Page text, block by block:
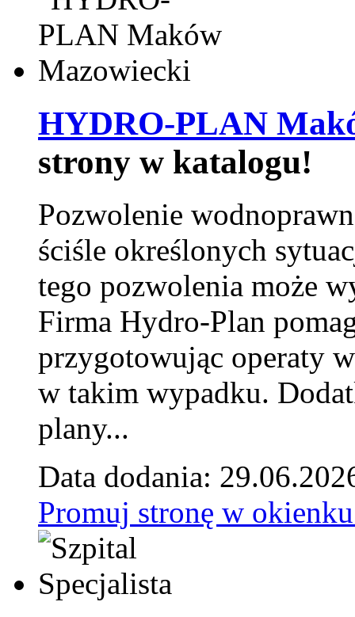
HYDRO-PLAN
strony w katalogu!
Pozwolenie
ściśle określonych
tego pozwolenia może
Firma Hydro-Plan
przygotowując operaty
w takim wypadku.
plany...
Data dodania:
Promuj stronę w